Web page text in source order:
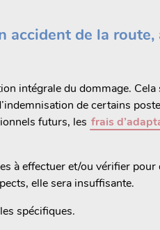
accident de la
intégrale du dommage.
de certains
futurs, les frais
à effectuer et/ou vérifier pour
elle sera insuffisante.
spécifiques.